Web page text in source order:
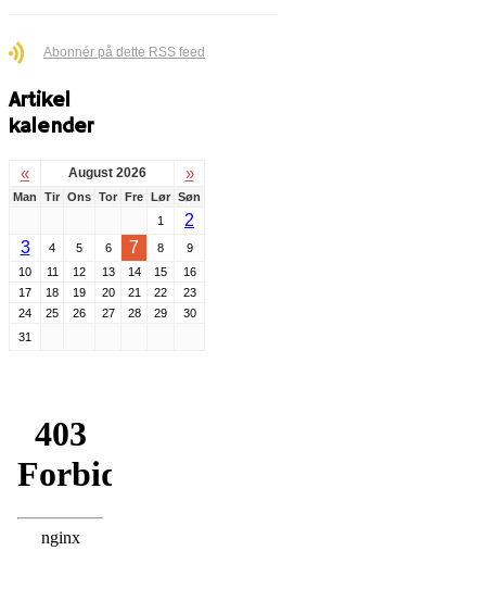
Abonnér på dette RSS feed
Artikel
kalender
« August 2026 »
Man Tir Ons Tor Fre Lør Søn
1
2
3
4 5 6 7 8
9
10
11 12 13 14 15
16
17
18 19 20 21 22
23
24
25 26 27 28 29
30
31